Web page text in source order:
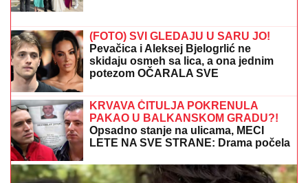
SJAJNE VESTI ZA PARTIZAN:Crno-beli sve bliži
grupnoj fazi Lige konferencije!
"Godinu dana mu ćutim!" Jovana
Jeremić je otkrila zbog čega joj je
prekipelo kad je reč o bivšem vereniku
Draganu Stankoviću